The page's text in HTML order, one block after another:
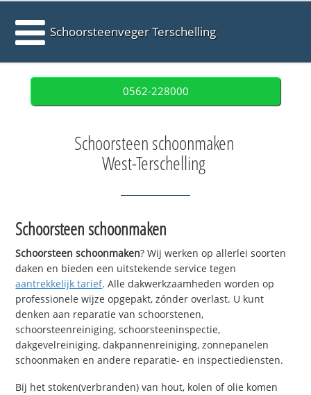
Schoorsteenveger Terschelling
0562-228000
Schoorsteen schoonmaken
West-Terschelling
Schoorsteen schoonmaken
Schoorsteen schoonmaken? Wij werken op allerlei soorten
daken en bieden een uitstekende service tegen
aantrekkelijk tarief. Alle dakwerkzaamheden worden op
professionele wijze opgepakt, zónder overlast. U kunt
denken aan reparatie van schoorstenen,
schoorsteenreiniging, schoorsteeninspectie,
dakgevelreiniging, dakpannenreiniging, zonnepanelen
schoonmaken en andere reparatie- en inspectiediensten.
Bij het stoken(verbranden) van hout, kolen of olie komen